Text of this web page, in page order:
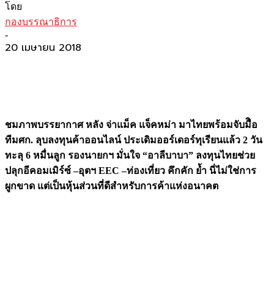
โดย
กองบรรณาธิการ
-
20 เมษายน 2018
ชมภาพบรรยากาศ หลัง จ่าแม็ค แจ็คหม่า มาไทยพร้อมจับมืิอ
ทีมศก. ลุบลงทุนค้าออนไลน์ ประเดิมออร์เดอร์ทุเรียนแล้ว 2 วัน
ทะลุ 6 หมื่นลูก รองนายกฯ มั่นใจ “อาลีบาบา” ลงทุนไทยช่วย
ปลุกอีคอมเมิร์ซ์ –อุตฯ EEC –ท่องเที่ยว คึกคัก ย้ำ นี่ไม่ใช่การ
ผูกขาด แต่เป็นหุ้นส่วนที่ดีสำหรับการค้าแห่งอนาคต